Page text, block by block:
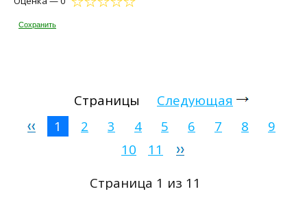
Сохранить
Страницы
Следующая
1
2 3 4 5 6 7 8
9
10
11
Страница 1 из 11